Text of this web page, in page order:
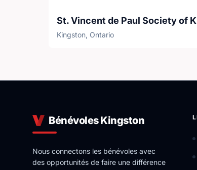
Kingston, Ontario
Bénévoles Kingston
Nous connectons les bénévoles avec
des opportunités de faire une différence